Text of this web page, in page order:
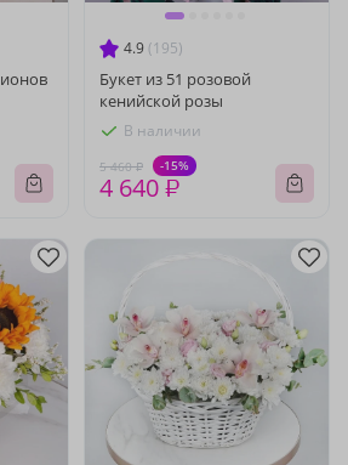
4.9 (195)
Букет из 51 розовой
кенийской розы
В наличии
5 460 ₽ -15%
4 640 ₽